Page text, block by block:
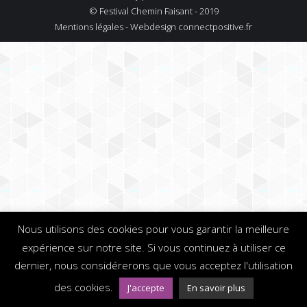
© Festival Chemin Faisant - 2019
Mentions légales - Webdesign connectpositive.fr
Nous utilisons des cookies pour vous garantir la meilleure
expérience sur notre site. Si vous continuez à utiliser ce
dernier, nous considérerons que vous acceptez l'utilisation
des cookies.
J'accepte En savoir plus